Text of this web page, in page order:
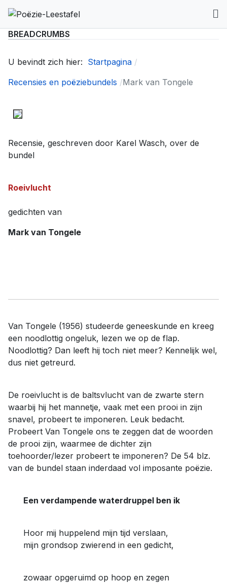
BREADCRUMBS
U bevindt zich hier: Startpagina
Recensies en poëziebundels
Mark van Tongele
Recensie, geschreven door Karel Wasch, over de
bundel
Roeivlucht
gedichten van
Mark van Tongele
Van Tongele (1956) studeerde geneeskunde en kreeg
een noodlottig ongeluk, lezen we op de flap.
Noodlottig? Dan leeft hij toch niet meer? Kennelijk wel,
dus niet getreurd.
De roeivlucht is de baltsvlucht van de zwarte stern
waarbij hij het mannetje, vaak met een prooi in zijn
snavel, probeert te imponeren. Leuk bedacht.
Probeert Van Tongele ons te zeggen dat de woorden
de prooi zijn, waarmee de dichter zijn
toehoorder/lezer probeert te imponeren? De 54 blz.
van de bundel staan inderdaad vol imposante poëzie.
Een verdampende waterdruppel ben ik
Hoor mij huppelend mijn tijd verslaan,
mijn grondsop zwierend in een gedicht,
zowaar opgeruimd op hoop en zegen